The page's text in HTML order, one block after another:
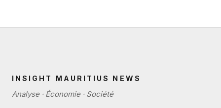
INSIGHT MAURITIUS NEWS
Analyse · Économie · Société